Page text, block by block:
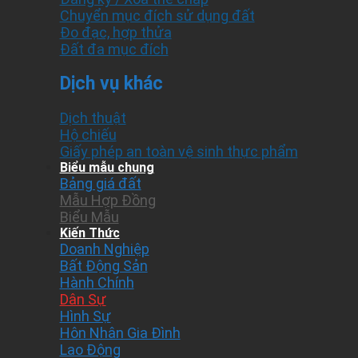
Chuyển mục đích sử dụng đất
Đo đạc, hợp thửa
Đất đa mục đích
Dịch vụ khác
Dịch thuật
Hộ chiếu
Giấy phép an toàn vệ sinh thực phẩm
Biểu mẫu chung
Bảng giá đất
Mẫu Hợp Đồng
Biểu Mẫu
Kiến Thức
Doanh Nghiệp
Bất Động Sản
Hành Chính
Dân Sự
Hình Sự
Hôn Nhân Gia Đình
Lao Động